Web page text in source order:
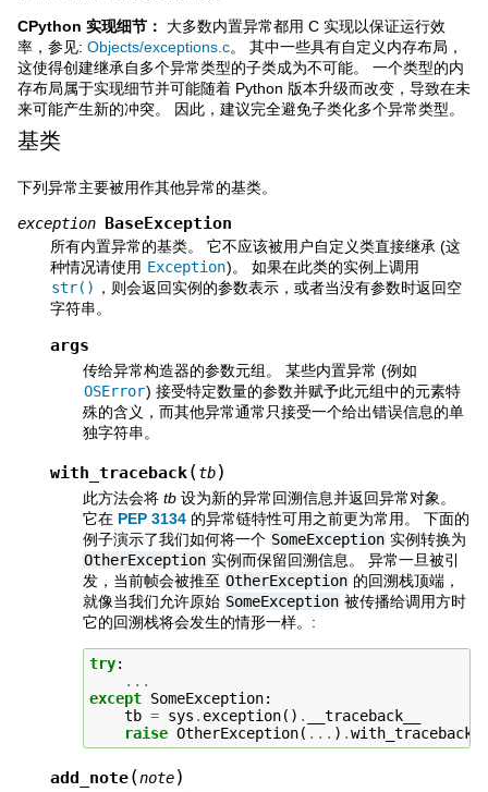
CPython 实现细节：
大多数内置异常都用 C 实现以保证运行效
率，参见: Objects/exceptions.c。 其中一些具有自定义内存布局，
这使得创建继承自多个异常类型的子类成为不可能。 一个类型的内
存布局属于实现细节并可能随着 Python 版本升级而改变，导致在未
来可能产生新的冲突。 因此，建议完全避免子类化多个异常类型。
基类
下列异常主要被用作其他异常的基类。
exception BaseException
所有内置异常的基类。 它不应该被用户自定义类直接继承 (这
种情况请使用 Exception)。 如果在此类的实例上调用
str() ，则会返回实例的参数表示，或者当没有参数时返回空
字符串。
args
传给异常构造器的参数元组。 某些内置异常 (例如
OSError) 接受特定数量的参数并赋予此元组中的元素特
殊的含义，而其他异常通常只接受一个给出错误信息的单
独字符串。
with_traceback(tb)
此方法会将 tb 设为新的异常回溯信息并返回异常对象。
它在 PEP 3134 的异常链特性可用之前更为常用。 下面的
例子演示了我们如何将一个 SomeException 实例转换为
OtherException 实例而保留回溯信息。 异常一旦被引
发，当前帧会被推至 OtherException 的回溯栈顶端，
就像当我们允许原始 SomeException 被传播给调用方时
它的回溯栈将会发生的情形一样。:
try:
...
except SomeException:
tb = sys . exception() .
__traceback__
raise OtherException( ... ) .with_traceback
add_note(note)